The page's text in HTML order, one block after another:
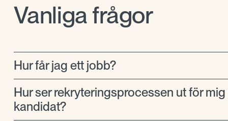
Vanliga frågor
Hur får jag ett jobb?
Hur ser rekryteringsprocessen ut för
kandidat?